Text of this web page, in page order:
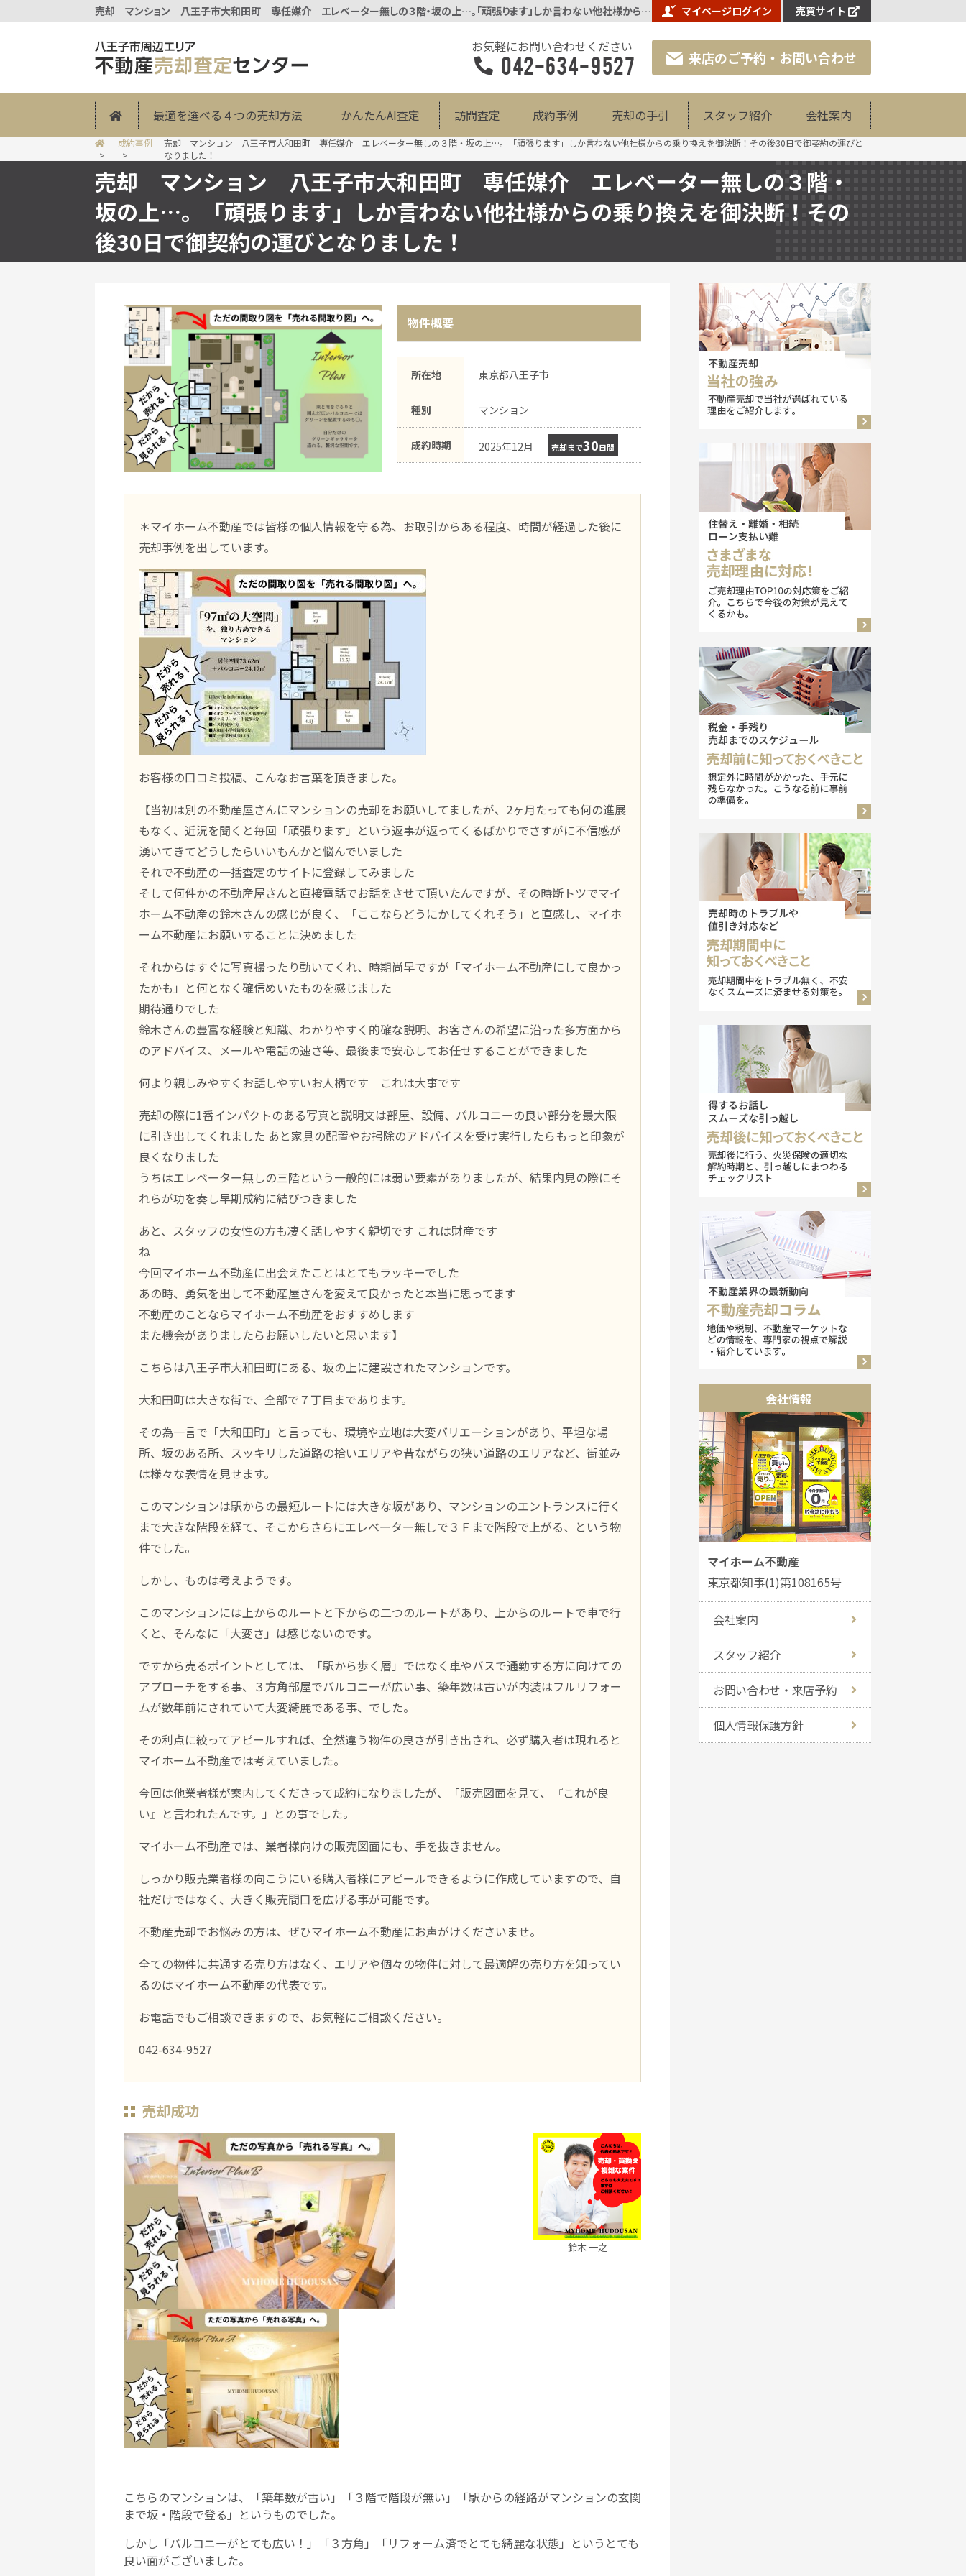
売却 マンション 八王子市大和田町 専任媒介 エレベーター無しの３階・坂の上…。「頑張ります」しか言わない他社様からの乗り換えを御決断！その後30日で御契約の運びとなりました！ - 【八王子市周辺エリアの不動産売却】マイホーム不動産株式会社 マイページログイン 売買サイト
お気軽にお問い合わせください
042-634-9527 来店のご予約・お問い合わせ
最適を選べる４つの売却方法 かんたんAI査定 訪問査定 成約事例 売却の手引 スタッフ紹介 会社案内
成約事例
売却 マンション 八王子市大和田町 専任媒介 エレベーター無しの３階・坂の上…。「頑張ります」しか言わない他社様からの乗り換えを御決断！その後30日で御契約の運びと
なりました！
売却 マンション 八王子市大和田町 専任媒介 エレベーター無しの３階・
坂の上…。「頑張ります」しか言わない他社様からの乗り換えを御決断！その
後30日で御契約の運びとなりました！
物件概要
所在地 東京都八王子市
種別 マンション
成約時期 2025年12月 売却まで30日間
＊マイホーム不動産では皆様の個人情報を守る為、お取引からある程度、時間が経過した後に
売却事例を出しています。
お客様の口コミ投稿、こんなお言葉を頂きました。
【当初は別の不動産屋さんにマンションの売却をお願いしてましたが、2ヶ月たっても何の進展
もなく、近況を聞くと毎回「頑張ります」という返事が返ってくるばかりでさすがに不信感が
湧いてきてどうしたらいいもんかと悩んでいました
それで不動産の一括査定のサイトに登録してみました
そして何件かの不動産屋さんと直接電話でお話をさせて頂いたんですが、その時断トツでマイ
ホーム不動産の鈴木さんの感じが良く、「ここならどうにかしてくれそう」と直感し、マイホ
ーム不動産にお願いすることに決めました
それからはすぐに写真撮ったり動いてくれ、時期尚早ですが「マイホーム不動産にして良かっ
たかも」と何となく確信めいたものを感じました
期待通りでした
鈴木さんの豊富な経験と知識、わかりやすく的確な説明、お客さんの希望に沿った多方面から
のアドバイス、メールや電話の速さ等、最後まで安心してお任せすることができました
何より親しみやすくお話しやすいお人柄です これは大事です
売却の際に1番インパクトのある写真と説明文は部屋、設備、バルコニーの良い部分を最大限
に引き出してくれました あと家具の配置やお掃除のアドバイスを受け実行したらもっと印象が
良くなりました
うちはエレベーター無しの三階という一般的には弱い要素がありましたが、結果内見の際にそ
れらが功を奏し早期成約に結びつきました
あと、スタッフの女性の方も凄く話しやすく親切です これは財産です
ね
今回マイホーム不動産に出会えたことはとてもラッキーでした
あの時、勇気を出して不動産屋さんを変えて良かったと本当に思ってます
不動産のことならマイホーム不動産をおすすめします
また機会がありましたらお願いしたいと思います】
こちらは八王子市大和田町にある、坂の上に建設されたマンションです。
大和田町は大きな街で、全部で７丁目まであります。
その為一言で「大和田町」と言っても、環境や立地は大変バリエーションがあり、平坦な場
所、坂のある所、スッキリした道路の拾いエリアや昔ながらの狭い道路のエリアなど、街並み
は様々な表情を見せます。
このマンションは駅からの最短ルートには大きな坂があり、マンションのエントランスに行く
まで大きな階段を経て、そこからさらにエレベーター無しで３Ｆまで階段で上がる、という物
件でした。
しかし、ものは考えようです。
このマンションには上からのルートと下からの二つのルートがあり、上からのルートで車で行
くと、そんなに「大変さ」は感じないのです。
ですから売るポイントとしては、「駅から歩く層」ではなく車やバスで通勤する方に向けての
アプローチをする事、３方角部屋でバルコニーが広い事、築年数は古いが内装はフルリフォー
ムが数年前にされていて大変綺麗である事、でした。
その利点に絞ってアピールすれば、全然違う物件の良さが引き出され、必ず購入者は現れると
マイホーム不動産では考えていました。
今回は他業者様が案内してくださって成約になりましたが、「販売図面を見て、『これが良
い』と言われたんです。」との事でした。
マイホーム不動産では、業者様向けの販売図面にも、手を抜きません。
しっかり販売業者様の向こうにいる購入者様にアピールできるように作成していますので、自
社だけではなく、大きく販売間口を広げる事が可能です。
不動産売却でお悩みの方は、ぜひマイホーム不動産にお声がけくださいませ。
全ての物件に共通する売り方はなく、エリアや個々の物件に対して最適解の売り方を知ってい
るのはマイホーム不動産の代表です。
お電話でもご相談できますので、お気軽にご相談ください。
042-634-9527
売却成功
鈴木 一之
こちらのマンションは、「築年数が古い」「３階で階段が無い」「駅からの経路がマンションの玄関
まで坂・階段で登る」というものでした。
しかし「バルコニーがとても広い！」「３方角」「リフォーム済でとても綺麗な状態」というとても
良い面がございました。
会社情報
マイホーム不動産
東京都知事(1)第108165号
会社案内
スタッフ紹介
お問い合わせ・来店予約
個人情報保護方針